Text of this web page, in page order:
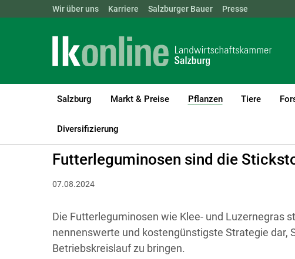
Landwirtschaftskammern: ÖSTERREICH BGLD KTN
Wir über uns Karriere Salzburger Bauer Presse
Salzburg Markt & Preise Pflanzen
(current)1
Tiere
Diversifizierung
LK Salzburg Pflanzen
Futterleguminosen sind die
07.08.2024
Die Futterleguminosen wie Klee- und Luzernegras
nennenswerte und kostengünstigste Strategie dar,
Betriebskreislauf zu bringen.